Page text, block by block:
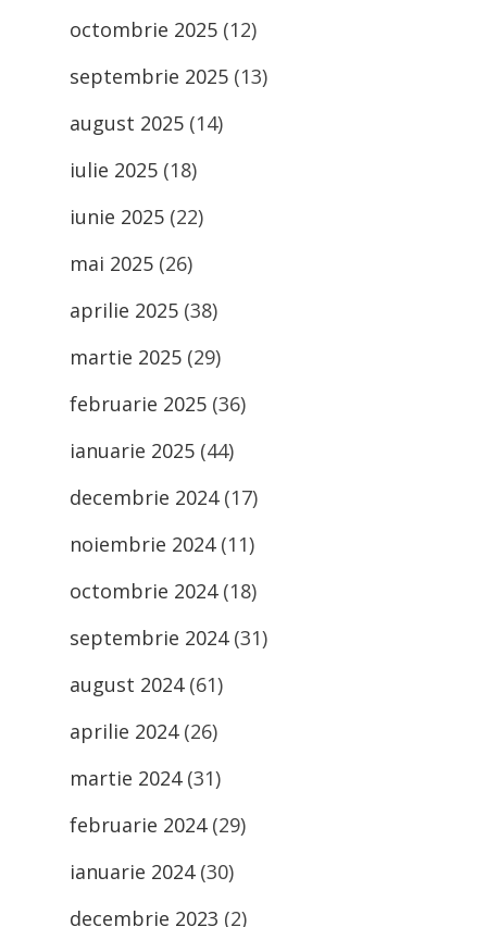
octombrie 2025 (12)
septembrie 2025 (13)
august 2025 (14)
iulie 2025 (18)
iunie 2025 (22)
mai 2025 (26)
aprilie 2025 (38)
martie 2025 (29)
februarie 2025 (36)
ianuarie 2025 (44)
decembrie 2024(17)
noiembrie 2024(11)
octombrie 2024(18)
septembrie 2024(31)
august 2024(61)
aprilie 2024(26)
martie 2024(31)
februarie 2024(29)
ianuarie 2024(30)
decembrie 2023 (2)